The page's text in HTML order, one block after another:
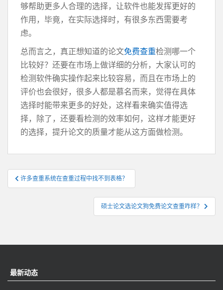
够帮助更多人合理的选择，让软件也能发挥更好的
作用，毕竟，在实际选择时，有很多东西需要考
虑。
总而言之，真正想知道的论文免费查重检测哪一个
比较好？还要在市场上做详细的分析，大家认可的
检测软件确实操作起来比较容易，而且在市场上的
评价也会很好，很多人都是慕名而来，觉得在具体
选择时能带来更多的好处，这样看来确实值得选
择，除了，还要看检测的效率如何，这样才能更好
的选择，提升论文的质量才能从这方面做检测。
文
章
许多查重系统在查重过程中找不到表格？
硕士论文选论文狗免费论文查重咋样？
最新动态